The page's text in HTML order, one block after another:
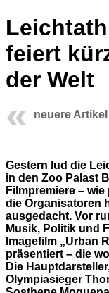
feiert
der Welt
neuere Artikel
Gestern lud die
in den Zoo Palast
Filmpremiere –
die Organisatoren
ausgedacht. Vor
Musik, Politik und
Imagefilm „Urban
präsentiert – die
Die
Olympiasieger